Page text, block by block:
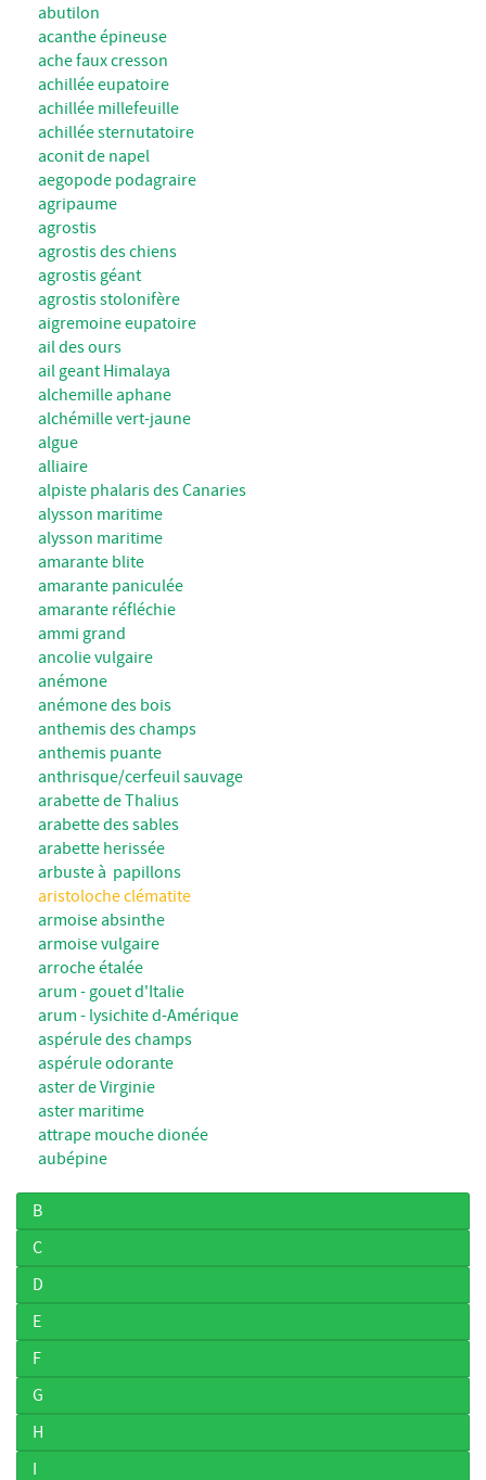
abutilon
acanthe épineuse
ache faux cresson
achillée eupatoire
achillée millefeuille
achillée sternutatoire
aconit de napel
aegopode podagraire
agripaume
agrostis
agrostis des chiens
agrostis géant
agrostis stolonifère
aigremoine eupatoire
ail des ours
ail geant Himalaya
alchemille aphane
alchémille vert-jaune
algue
alliaire
alpiste phalaris des Canaries
alysson maritime
alysson maritime
amarante blite
amarante paniculée
amarante réfléchie
ammi grand
ancolie vulgaire
anémone
anémone des bois
anthemis des champs
anthemis puante
anthrisque/cerfeuil sauvage
arabette de Thalius
arabette des sables
arabette herissée
arbuste à papillons
aristoloche clématite
armoise absinthe
armoise vulgaire
arroche étalée
arum - gouet d'Italie
arum - lysichite d-Amérique
aspérule des champs
aspérule odorante
aster de Virginie
aster maritime
attrape mouche dionée
aubépine
B
C
D
E
F
G
H
I